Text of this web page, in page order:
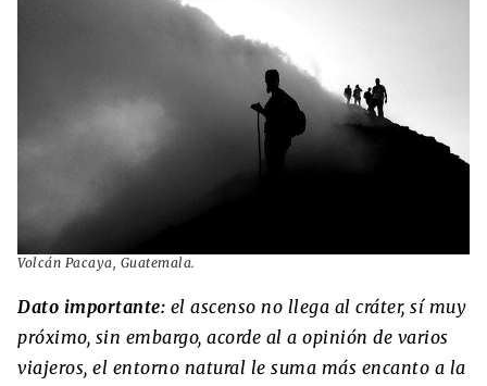
Volcán Pacaya, Guatemala.
Dato importante: el ascenso no llega al cráter, sí muy
próximo, sin embargo, acorde al a opinión de varios
viajeros, el entorno natural le suma más encanto a la